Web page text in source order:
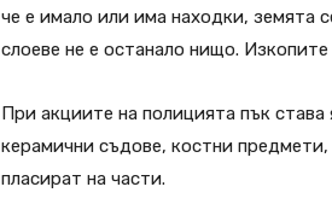
че е имало или има находки, земята
слоеве не е останало нищо.
При акциите на полицията пък
керамични съдове, костни
пласират на части.